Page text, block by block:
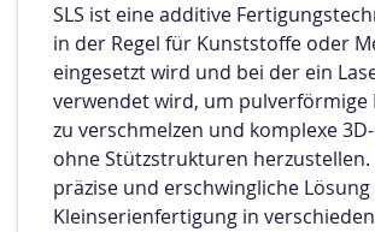
SLS ist eine additive
in der Regel für Kunststoffe oder
eingesetzt wird und bei der ein
verwendet wird, um pulverförmige
zu verschmelzen und komplexe
ohne Stützstrukturen herzustellen.
präzise und erschwingliche
Kleinserienfertigung in